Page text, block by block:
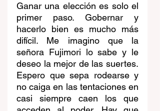
Ganar una elección es solo el
primer paso. Gobernar y
hacerlo bien es mucho más
difícil. Me imagino que la
señora Fujimori lo sabe y le
deseo la mejor de las suertes.
Espero que sepa rodearse y
no caiga en las tentaciones en
casi siempre caen los que